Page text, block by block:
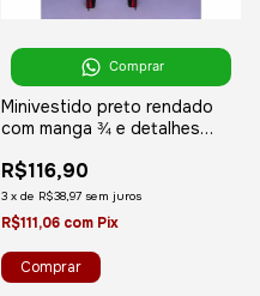
Comprar
Minivestido preto rendado
com manga ¾ e detalhes
R$116,90
3 x de R$38,97 sem juros
R$111,06 com Pix